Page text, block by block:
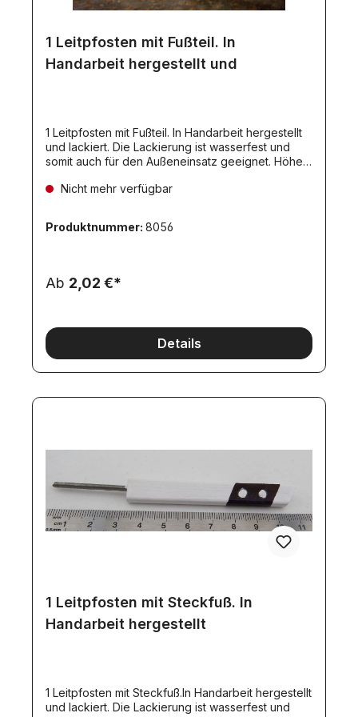
1 Leitpfosten mit Fußteil. In
Handarbeit hergestellt und
1 Leitpfosten mit Fußteil. In Handarbeit hergestellt
und lackiert. Die Lackierung ist wasserfest und
somit auch für den Außeneinsatz geeignet. Höhe:
Maßstab.Der Fuß ist mit einer Metallplatte
Sonderausführungen (z.B. mit Steckfuß oder
federnder Fuß) sind möglich, haben aber ca. 4-6
Nicht mehr verfügbar
Produktnummer: 8056
Ab 2,02 €*
Details
1 Leitpfosten mit Steckfuß. In
Handarbeit hergestellt
1 Leitpfosten mit Steckfuß.In Handarbeit hergestellt
und lackiert. Die Lackierung ist wasserfest und